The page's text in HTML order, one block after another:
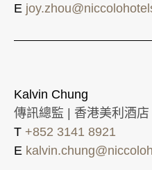
E
Kalvin Chung
傳訊總監 | 香港美利酒店
T +852 3141 8921
E